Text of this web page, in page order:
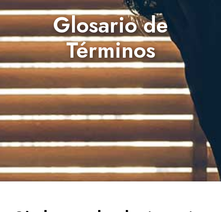
Glosario de
Términos